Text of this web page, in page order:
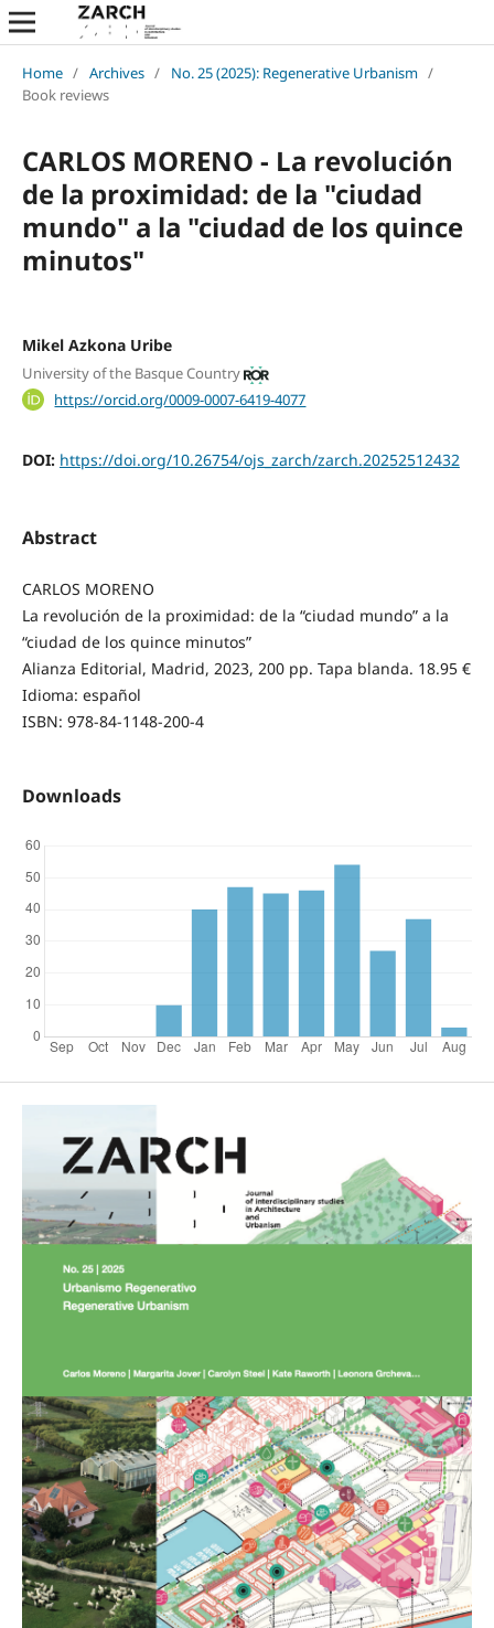
Home / Archives / No. 25 (2025): Regenerative Urbanism /
Book reviews
CARLOS MORENO - La revolución
de la proximidad: de la "ciudad
mundo" a la "ciudad de los quince
minutos"
Mikel Azkona Uribe
University of the Basque Country
https://orcid.org/0009-0007-6419-4077
DOI: https://doi.org/10.26754/ojs_zarch/zarch.20252512432
Abstract
CARLOS MORENO
La revolución de la proximidad: de la “ciudad mundo” a la
“ciudad de los quince minutos”
Alianza Editorial, Madrid, 2023, 200 pp. Tapa blanda. 18.95 €
Idioma: español
ISBN: 978-84-1148-200-4
Downloads